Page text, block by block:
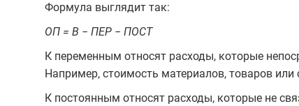
Формула выглядит так:
ОП = В − ПЕР − ПОСТ
К переменным относят расходы, которые
Например, стоимость материалов, товаров или
К постоянным относят расходы, которые не